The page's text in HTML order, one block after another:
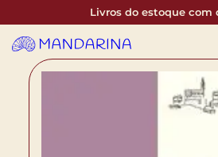
Livros do estoque com